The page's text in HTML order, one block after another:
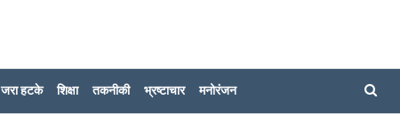
जरा हटके शिक्षा तकनीकी भ्रष्टाचार मनोरंजन